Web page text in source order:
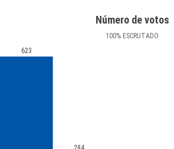
Número de votos
100% ESCRUTADO
623